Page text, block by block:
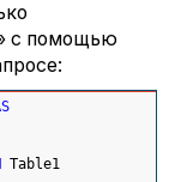
с помощью
Table1